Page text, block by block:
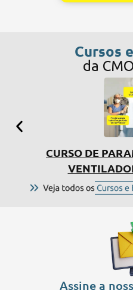
Cursos
da
CURSO DE
Assine a